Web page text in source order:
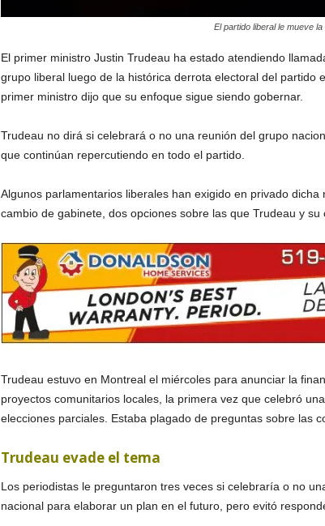
El partido liberal le mueve
El primer ministro Justin Trudeau ha estado atendiendo
grupo liberal luego de la histórica derrota electoral del partido
primer ministro dijo que su enfoque sigue siendo gobernar.
Trudeau no dirá si celebrará o no una reunión del grupo
que continúan repercutiendo en todo el partido.
Algunos parlamentarios liberales han exigido en privado
cambio de gabinete, dos opciones sobre las que Trudeau y su
Trudeau estuvo en Montreal el miércoles para anunciar la
proyectos comunitarios locales, la primera vez que celebró
elecciones parciales. Estaba plagado de preguntas sobre las
Trudeau evade el tema
Los periodistas le preguntaron tres veces si celebraría o no
nacional para elaborar un plan en el futuro, pero evitó